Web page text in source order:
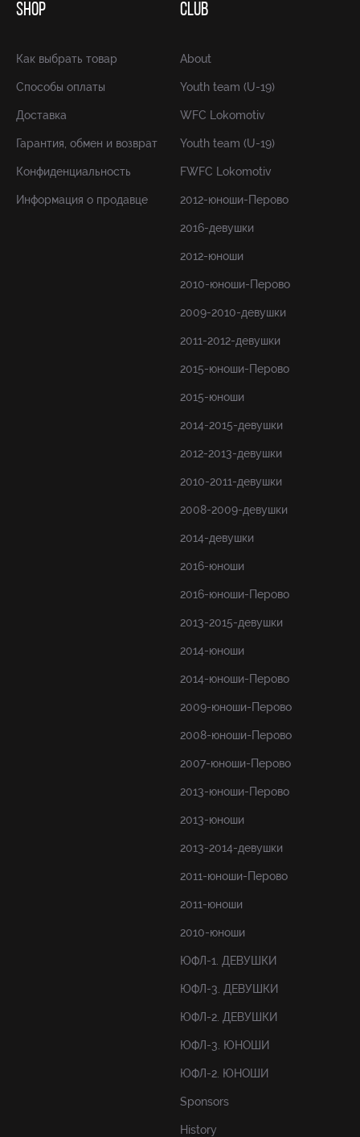
SHOP
Как выбрать товар
Способы оплаты
Доставка
Гарантия, обмен и возврат
Конфиденциальность
Информация о продавце
CLUB
About
Youth team (U-19)
WFC Lokomotiv
Youth team (U-19)
FWFC Lokomotiv
2012-юноши-Перово
2016-девушки
2012-юноши
2010-юноши-Перово
2009-2010-девушки
2011-2012-девушки
2015-юноши-Перово
2015-юноши
2014-2015-девушки
2012-2013-девушки
2010-2011-девушки
2008-2009-девушки
2014-девушки
2016-юноши
2016-юноши-Перово
2013-2015-девушки
2014-юноши
2014-юноши-Перово
2009-юноши-Перово
2008-юноши-Перово
2007-юноши-Перово
2013-юноши-Перово
2013-юноши
2013-2014-девушки
2011-юноши-Перово
2011-юноши
2010-юноши
ЮФЛ-1. ДЕВУШКИ
ЮФЛ-3. ДЕВУШКИ
ЮФЛ-2. ДЕВУШКИ
ЮФЛ-3. ЮНОШИ
ЮФЛ-2. ЮНОШИ
Sponsors
History